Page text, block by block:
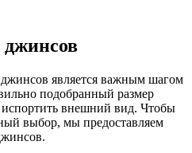
является важным шагом
подобранный размер
внешний вид. Чтобы
выбор, мы предоставляем